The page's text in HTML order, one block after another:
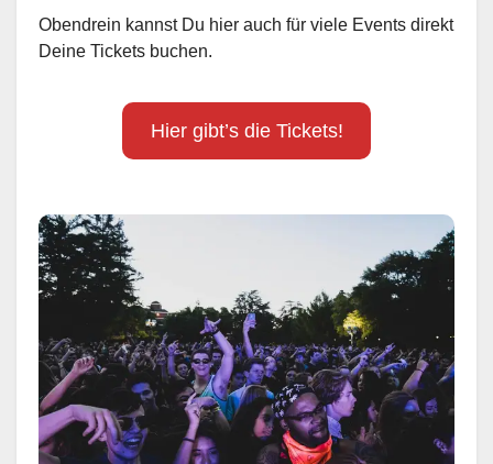
Obendrein kannst Du hier auch für viele Events direkt
Deine Tickets buchen.
Hier gibt’s die Tickets!